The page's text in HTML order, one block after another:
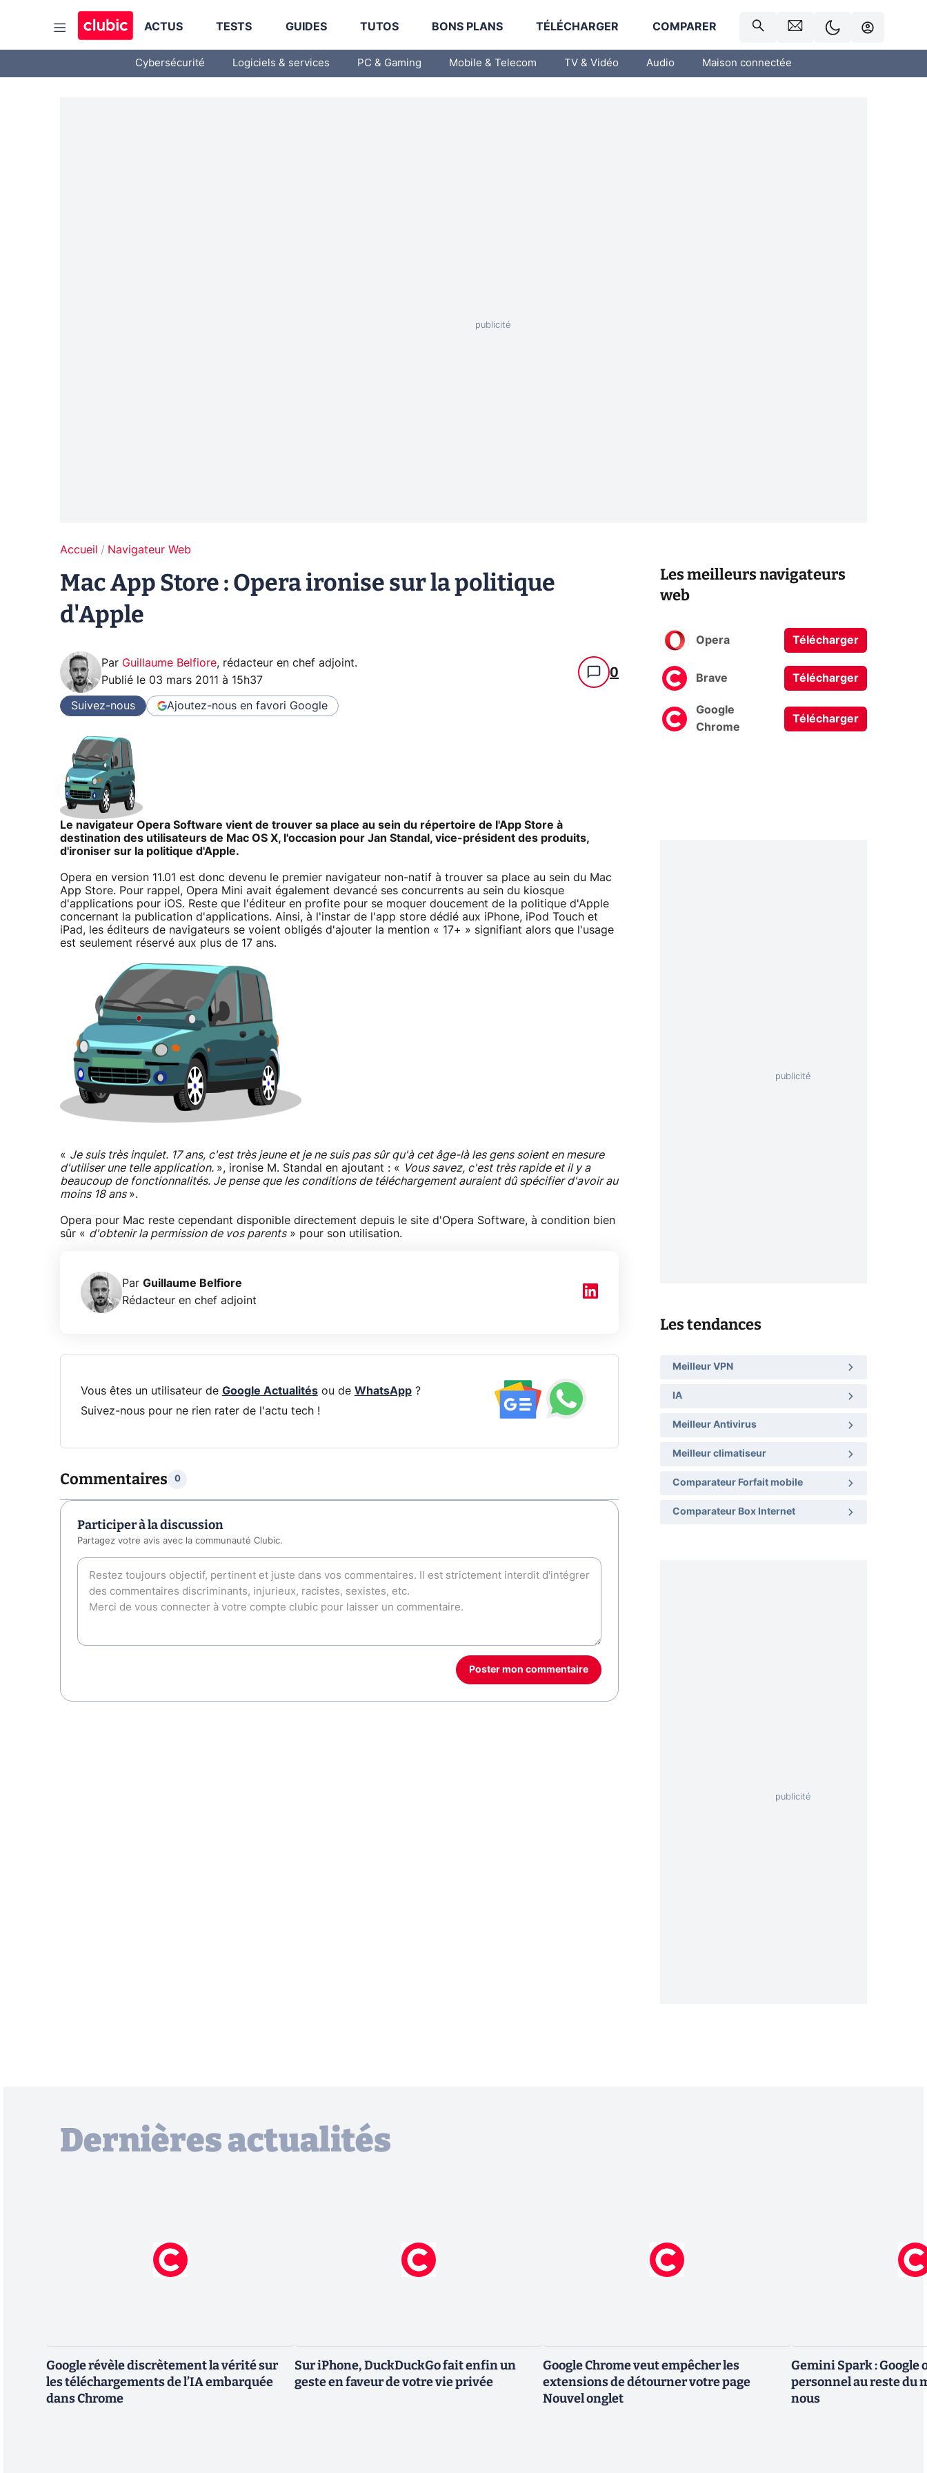
ACTUS TESTS GUIDES TUTOS BONS PLANS TÉLÉCHARGER COMPARER
Cybersécurité Logiciels & services PC & Gaming Mobile & Telecom TV & Vidéo Audio Maison connectée
Accueil Navigateur Web
Mac App Store : Opera ironise sur la politique
d'Apple
Par Guillaume Belfiore, rédacteur en chef adjoint.
Publié le 03 mars 2011 à 15h37 0
Suivez-nous Ajoutez-nous en favori Google
Le navigateur Opera Software vient de trouver sa place au sein du répertoire de l'App Store à
destination des utilisateurs de Mac OS X, l'occasion pour Jan Standal, vice-président des produits,
d'ironiser sur la politique d'Apple.
Opera en version 11.01 est donc devenu le premier navigateur non-natif à trouver sa place au sein du Mac
App Store. Pour rappel, Opera Mini avait également devancé ses concurrents au sein du kiosque
d'applications pour iOS. Reste que l'éditeur en profite pour se moquer doucement de la politique d'Apple
concernant la publication d'applications. Ainsi, à l'instar de l'app store dédié aux iPhone, iPod Touch et
iPad, les éditeurs de navigateurs se voient obligés d'ajouter la mention « 17+ » signifiant alors que l'usage
est seulement réservé aux plus de 17 ans.
« Je suis très inquiet. 17 ans, c'est très jeune et je ne suis pas sûr qu'à cet âge-là les gens soient en mesure
d'utiliser une telle application. », ironise M. Standal en ajoutant : « Vous savez, c'est très rapide et il y a
beaucoup de fonctionnalités. Je pense que les conditions de téléchargement auraient dû spécifier d'avoir au
moins 18 ans ».
Opera pour Mac reste cependant disponible directement depuis le site d'Opera Software, à condition bien
sûr « d'obtenir la permission de vos parents» pour son utilisation.
Par Guillaume Belfiore
Rédacteur en chef adjoint
Vous êtes un utilisateur de Google Actualitésou de WhatsApp?
Suivez-nous pour ne rien rater de l'actu tech !
Commentaires 0
Participer à la discussion
Partagez votre avis avec la communauté Clubic.
Poster mon commentaire
Les meilleurs navigateurs
web
Opera Télécharger
Brave Télécharger
Google
Chrome
Télécharger
Les tendances
Meilleur VPN
IA
Meilleur Antivirus
Meilleur climatiseur
Comparateur Forfait mobile
Comparateur Box Internet
Dernières actualités
Google révèle discrètement la vérité sur
les téléchargements de l’IA embarquée
dans Chrome
Sur iPhone, DuckDuckGo fait enfin un
geste en faveur de votre vie privée
Google Chrome veut empêcher les
extensions de détourner votre page
Nouvel onglet
Gemini Spark : Google
personnel au reste du
nous